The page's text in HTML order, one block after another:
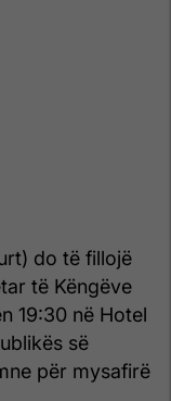
do të fillojë
të Këngëve
19:30 në Hotel
së
për mysafirë